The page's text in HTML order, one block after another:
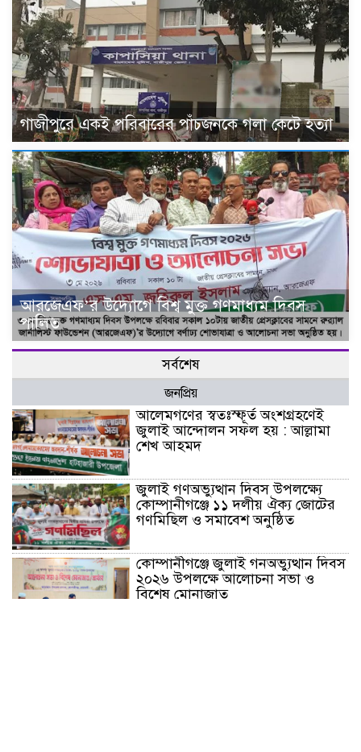
গাজীপুরে একই পরিবারের পাঁচজনকে গলা কেটে হত্যা
আরজেএফ’র উদ্যোগে বিশ্ব মুক্ত গণমাধ্যম দিবস
পালিত
সর্বশেষ
জনপ্রিয়
আলেমগণের স্বতঃস্ফূর্ত অংশগ্রহণেই
জুলাই আন্দোলন সফল হয় : আল্লামা
শেখ আহমদ
জুলাই গণঅভ্যুত্থান দিবস উপলক্ষ্যে
কোম্পানীগঞ্জে ১১ দলীয় ঐক্য জোটের
গণমিছিল ও সমাবেশ অনুষ্ঠিত
কোম্পানীগঞ্জে জুলাই গনঅভ্যুত্থান দিবস
২০২৬ উপলক্ষে আলোচনা সভা ও
বিশেষ মোনাজাত